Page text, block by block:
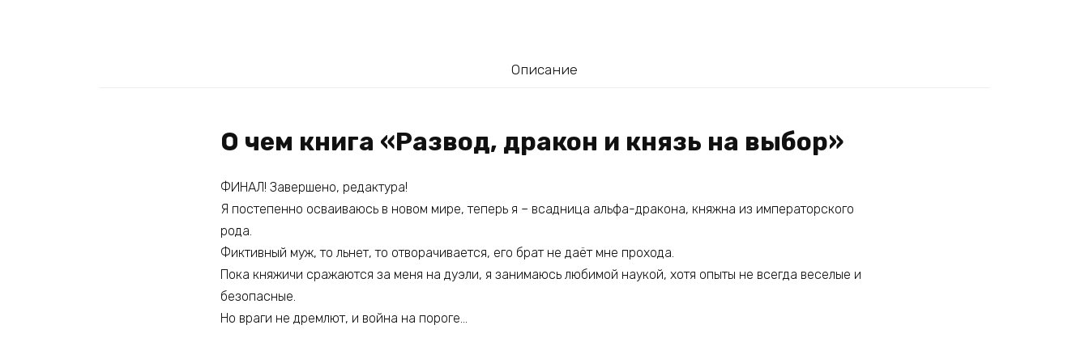
Описание
О чем книга «Развод, дракон и князь на выбор»
ФИНАЛ! Завершено, редактура!
Я постепенно осваиваюсь в новом мире, теперь я – всадница альфа-дракона, княжна из императорского
рода.
Фиктивный муж, то льнет, то отворачивается, его брат не даёт мне прохода.
Пока княжичи сражаются за меня на дуэли, я занимаюсь любимой наукой, хотя опыты не всегда веселые и
безопасные.
Но враги не дремлют, и война на пороге…